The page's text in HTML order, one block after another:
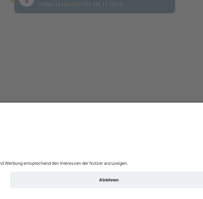
ANNA MARGARETHA (30.11.1614)